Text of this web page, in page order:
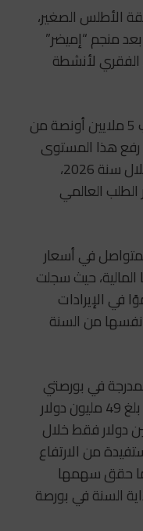
الأطلس الصغير،
منجم “إميضر”
الفقري لأنشطة
وكانت الشركة قد سجلت إنتاجاً يقارب 5 ملايين أونصة من
فيما تتوقع رفع هذا المستوى
إلى ما بين 6.2 و6.8 ملايين أونصة خلال سنة 2026،
العالمي
في أسعار
حيث سجلت
في الإيرادات
نفسها من السنة
في بورصتي
تورونتو وناسداك تحقيق صافي أرباح بلغ 49 مليون دولار
الماضي، مقابل 7 ملايين دولار فقط خلال
من الارتفاع
حقق سهمها
منذ بداية السنة في بورصة